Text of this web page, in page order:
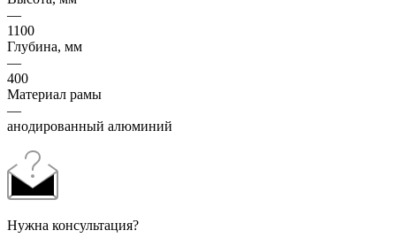
—
1100
Глубина, мм
—
400
Материал рамы
—
анодированный алюминий
Нужна консультация?